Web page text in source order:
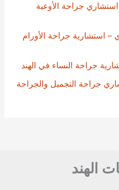
جراحة الأوعية
– استشارية جراحة الأورام
جراحة النساء في الهند
جراحة التجميل والجراحة
الهند